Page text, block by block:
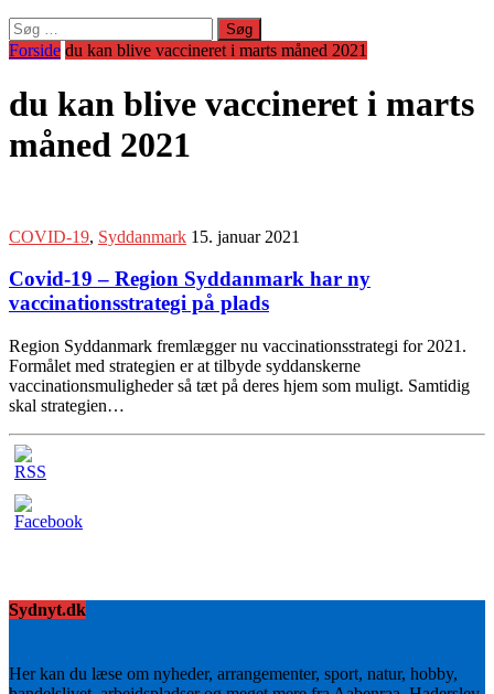
Søg
efter:
Forside du kan blive vaccineret i marts måned 2021
du kan blive vaccineret i marts
måned 2021
COVID-19, Syddanmark 15. januar 2021
Covid-19 – Region Syddanmark har ny
vaccinationsstrategi på plads
Region Syddanmark fremlægger nu vaccinationsstrategi for 2021.
Formålet med strategien er at tilbyde syddanskerne
vaccinationsmuligheder så tæt på deres hjem som muligt. Samtidig
skal strategien…
Sydnyt.dk
Her kan du læse om nyheder, arrangementer, sport, natur, hobby,